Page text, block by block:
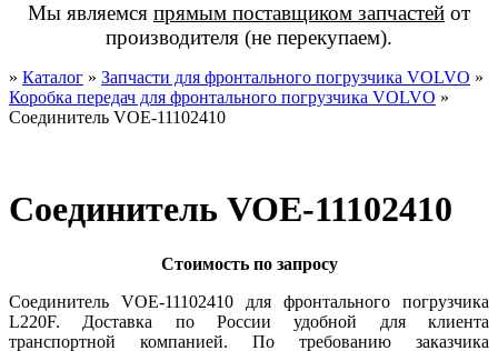
Мы являемся прямым поставщиком запчастей от
производителя (не перекупаем).
» Каталог » Запчасти для фронтального погрузчика VOLVO »
Коробка передач для фронтального погрузчика VOLVO »
Соединитель VOE-11102410
Соединитель VOE-11102410
Стоимость по запросу
Соединитель VOE-11102410 для фронтального погрузчика
L220F. Доставка по России удобной для клиента
транспортной компанией. По требованию заказчика